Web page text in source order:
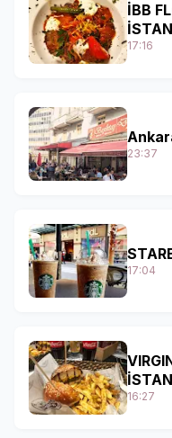
İBB
17:16
23:37
17:04
16:27